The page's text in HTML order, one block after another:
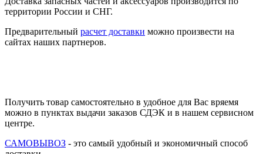
территории России и СНГ.
Предварительный расчет доставки можно произвести на
сайтах наших партнеров.
Получить товар самостоятельно в удобное для Вас вряемя
можно в пунктах выдачи заказов СДЭК и в нашем сервисном
центре.
САМОВЫВОЗ - это самый удобный и экономичный способ